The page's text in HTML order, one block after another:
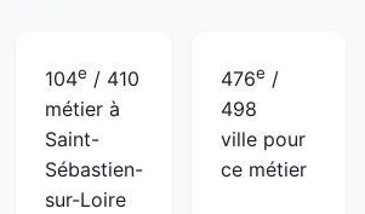
104e / 410
métier à
Saint-
Sébastien-
sur-Loire
476e /
498
ville pour
ce métier